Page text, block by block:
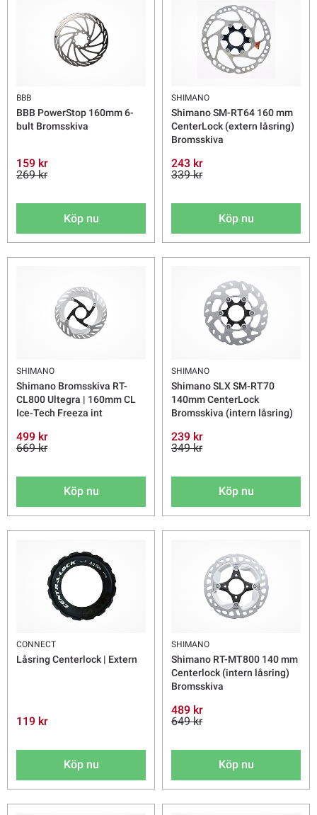
BBB
BBB PowerStop 160mm 6-
bult Bromsskiva
159 kr
269 kr
Köp nu
SHIMANO
Shimano SM-RT64 160 mm
CenterLock (extern låsring)
Bromsskiva
243 kr
339 kr
Köp nu
SHIMANO
Shimano Bromsskiva RT-
CL800 Ultegra | 160mm CL
Ice-Tech Freeza int
499 kr
669 kr
Köp nu
SHIMANO
Shimano SLX SM-RT70
140mm CenterLock
Bromsskiva (intern låsring)
239 kr
349 kr
Köp nu
CONNECT
Låsring Centerlock | Extern
119 kr
Köp nu
SHIMANO
Shimano RT-MT800 140 mm
Centerlock (intern låsring)
Bromsskiva
489 kr
649 kr
Köp nu